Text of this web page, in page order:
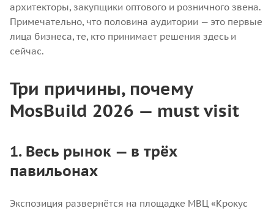
архитекторы, закупщики оптового и розничного звена.
Примечательно, что половина аудитории — это первые
лица бизнеса, те, кто принимает решения здесь и
сейчас.
Три причины, почему
MosBuild 2026 — must visit
1. Весь рынок — в трёх
павильонах
Экспозиция развернётся на площадке МВЦ «Крокус